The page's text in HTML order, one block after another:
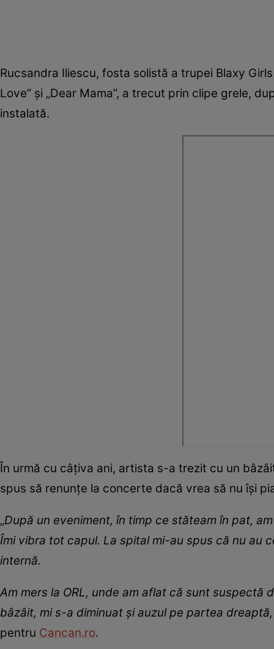
Rucsandra Iliescu, fosta solistă a trupei Blaxy
Love” și „Dear Mama”, a trecut prin clipe grele,
instalată.
În urmă cu câțiva ani, artista s-a trezit cu un
spus să renunțe la concerte dacă vrea să nu își
„După un eveniment, în timp ce stăteam în pat,
Îmi vibra tot capul. La spital mi-au spus că nu au
internă.
Am mers la ORL, unde am aflat că sunt
bâzâit, mi s-a diminuat și auzul pe partea
pentru Cancan.ro.